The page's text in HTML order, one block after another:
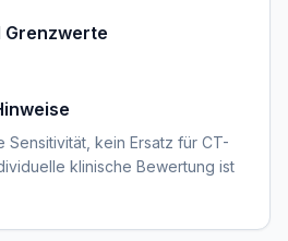
Sensitivität, kein Ersatz für CT-
klinische Bewertung ist